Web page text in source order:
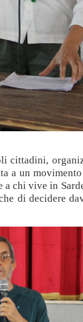
cittadini,
a un
a chi vive in
di decidere